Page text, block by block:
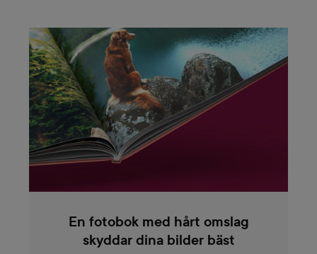
En fotobok med hårt omslag
skyddar dina bilder bäst